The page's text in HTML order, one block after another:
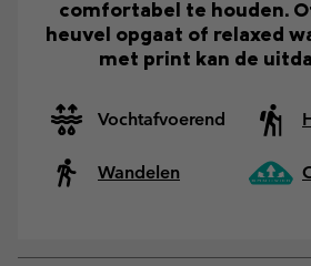
comfortabel te houden.
heuvel opgaat of relaxed
met print kan de
Vochtafvoerend
Wandelen